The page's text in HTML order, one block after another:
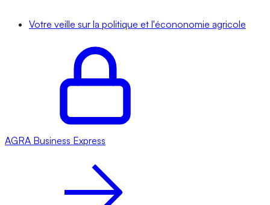
Votre veille sur la politique et l'écononomie agricole
AGRA Business Express